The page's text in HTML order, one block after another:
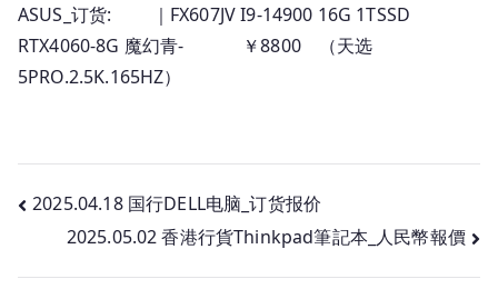
ASUS_订货: ｜FX607JV I9-14900 16G 1TSSD
RTX4060-8G 魔幻青- ￥8800 （天选
5PRO.2.5K.165HZ）
文
2025.04.18 国行DELL电脑_订货报价
2025.05.02 香港行貨Thinkpad筆記本_人民幣報價